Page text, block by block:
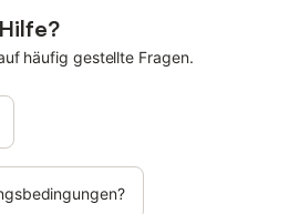
häufig gestellte Fragen.